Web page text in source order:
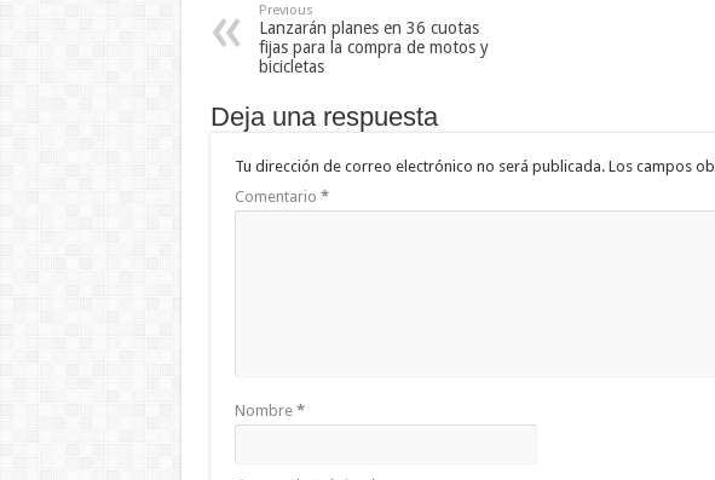
Previous
Lanzarán planes en 36 cuotas
fijas para la compra de motos y
bicicletas
Deja una respuesta
Tu dirección de correo electrónico no será publicada. Los campos
Comentario *
Nombre *